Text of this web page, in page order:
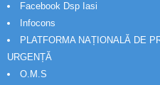
Facebook Dsp Iasi
Infocons
PLATFORMA NAȚIONALĂ DE
URGENȚĂ
O.M.S